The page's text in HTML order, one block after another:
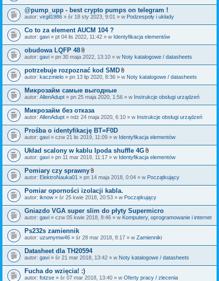
ł
ą
c
z
n
i
@pump_upp - best crypto pumps on telegram !
autor: virgil1986 » śr 18 sty 2023, 9:01 » w Podzespoły i układy
Co to za element AUCM 104 ?
autor: gavi » pt 04 lis 2022, 11:42 » w Identyfikacja elementów
obudowa LQFP 48
Z
ł
ą
c
z
n
i
i
autor: gavi » pn 30 maja 2022, 13:10 » w Noty katalogowe / datasheets
potrzebuje rozpoznać kod SMD
Z
ł
c
z
i
autor: kaczmielo » pn 13 lip 2020, 8:36 » w Noty katalogowe / datasheets
Микрозайм самые выгодные
autor: AllenAdupt » pn 25 maja 2020, 1:56 » w Instrukcje obsługi urządzeń
Микрозайм без отказа
autor: AllenAdupt » ndz 24 maja 2020, 6:10 » w Instrukcje obsługi urządzeń
Prośba o identyfikację BT=F0D
autor: gavi » czw 21 lis 2019, 11:09 » w Identyfikacja elementów
Układ scalony w kablu Ipoda shuffle 4G
Z
ł
c
z
i
k
i
autor: gavi » pn 11 mar 2019, 11:17 » w Identyfikacja elementów
Pomiary czy sprawny
Z
ł
ą
c
z
n
i
autor: ElektroNauka01 » pn 14 maja 2018, 0:04 » w Początkujący
Pomiar oporności izolacji kabla.
autor: iknow » śr 25 kwie 2018, 20:53 » w Początkujący
Gniazdo VGA super slim do płyty Supermicro
autor: gavi » czw 05 kwie 2018, 8:46 » w Komputery, oprogramowanie i internet
Ps232s zamiennik
autor: uzumymw46 » śr 28 mar 2018, 8:17 » w Zamienniki
Datasheet dla TH20594
autor: gavi » śr 21 mar 2018, 13:42 » w Noty katalogowe / datasheets
Fucha do wzięcia! :)
autor: fotzse » śr 07 mar 2018, 13:40 » w Oferty pracy / zlecenia